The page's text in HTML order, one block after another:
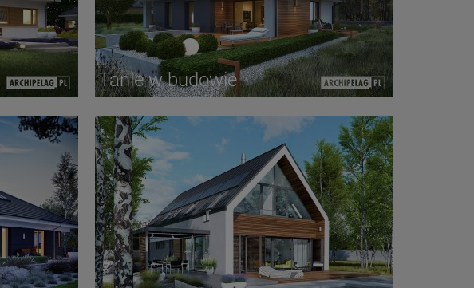
Tanie w budowie